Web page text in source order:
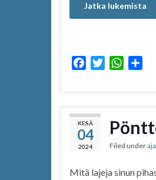
Jatka lukemista
c
e
b
o
o
i
t
W
a
t
s
A
p
a
r
e
KESÄ
04
2024 Filed under
Mitä lajeja sinun